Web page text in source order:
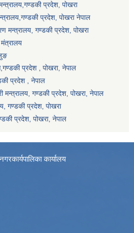
प्रदेश, पोखरा
प्रदेश, पाेखरा नेपाल
मन्त्रालय, गण्डकी प्रदेश, पोखरा
मंत्रालय
प्रदेश , पोखरा, नेपाल
प्रदेश , नेपाल
मन्त्रालय, गण्डकी प्रदेश, पोखरा, नेपाल
गण्डकी प्रदेश, पाेखरा
प्रदेश, पोखरा, नेपाल
कार्यालय